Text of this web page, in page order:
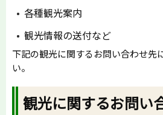
各種観光案内
観光情報の送付など
下記の観光に関するお問い合わせ先
い。
観光に関するお問い